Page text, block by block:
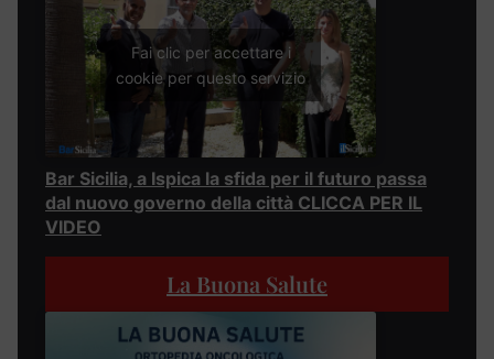
Fai clic per accettare i
cookie per questo servizio
Bar Sicilia, a Ispica la sfida per il futuro passa
dal nuovo governo della città CLICCA PER IL
VIDEO
La Buona Salute